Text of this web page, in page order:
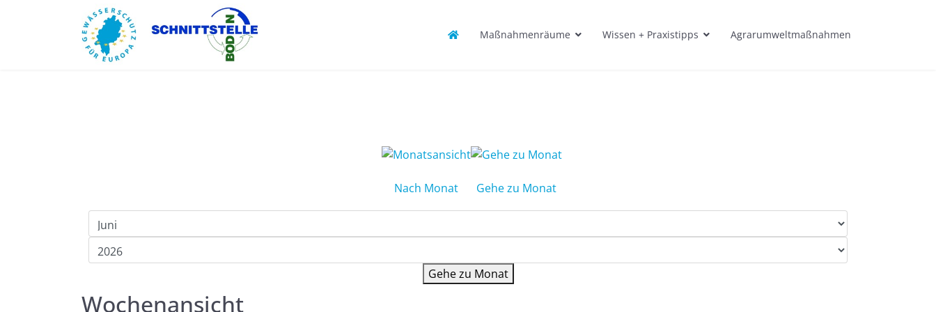
Maßnahmenräume Wissen + Praxistipps Agrarumweltmaßnahmen
Nach Monat Gehe zu Monat
Gehe zu Monat
Wochenansicht